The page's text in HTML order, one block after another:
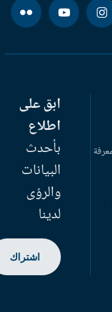
ابق على
اطلاع
بأحدث
البيانات
والرؤى
لدينا
اشتراك